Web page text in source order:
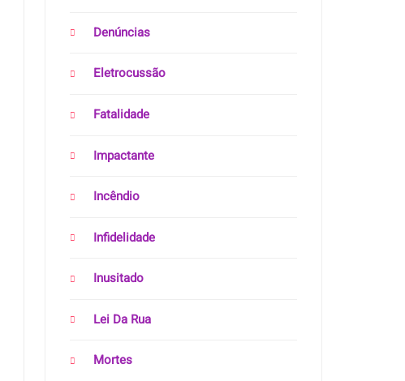
Denúncias
Eletrocussão
Fatalidade
Impactante
Incêndio
Infidelidade
Inusitado
Lei Da Rua
Mortes